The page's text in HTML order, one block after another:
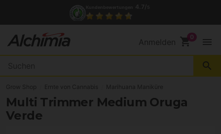
Anmelden shopping_cart menu
search
Grow Shop Ernte von Cannabis Marihuana Maniküre
Multi Trimmer Medium Oruga
Verde